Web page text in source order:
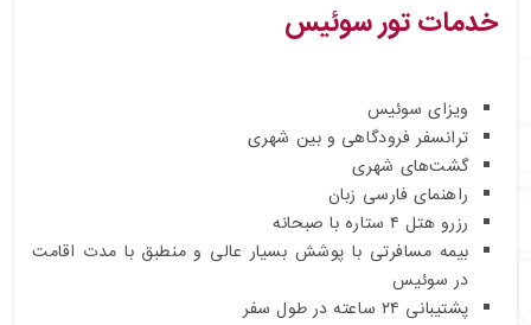
خدمات تور سوئیس
ویزای سوئیس
ترانسفر فرودگاهی و بین شهری
گشت‌های شهری
راهنمای فارسی زبان
رزرو هتل ۴ ستاره با صبحانه
بیمه مسافرتی با پوشش بسیار عالی و منطبق با مدت اقامت
در سوئیس
پشتیبانی ۲۴ ساعته در طول سفر